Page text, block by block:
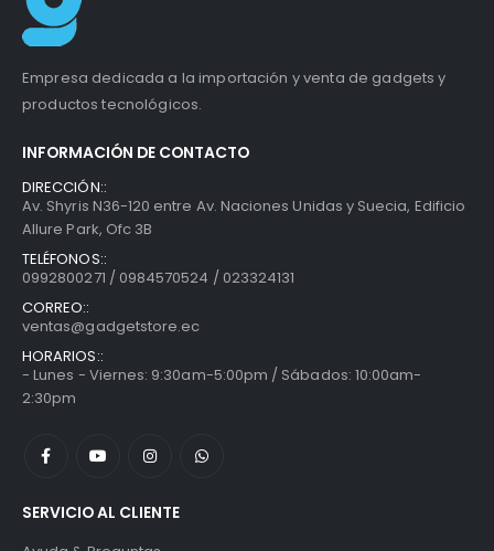
Empresa dedicada a la importación y venta de gadgets y
productos tecnológicos.
INFORMACIÓN DE CONTACTO
DIRECCIÓN::
Av. Shyris N36-120 entre Av. Naciones Unidas y Suecia, Edificio
Allure Park, Ofc 3B
TELÉFONOS::
0992800271 / 0984570524 / 023324131
CORREO::
ventas@gadgetstore.ec
HORARIOS::
- Lunes - Viernes: 9:30am-5:00pm / Sábados: 10:00am-
2:30pm
SERVICIO AL CLIENTE